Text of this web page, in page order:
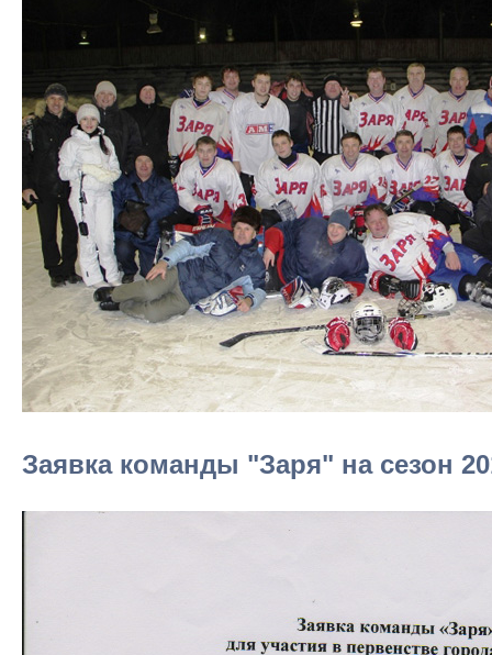
Заявка команды "Заря" на сезон